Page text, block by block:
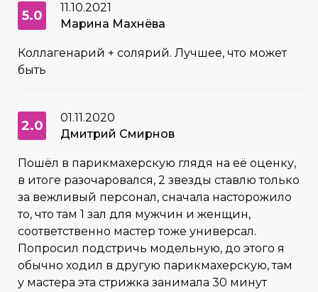
5.0
11.10.2021
Марина Махнёва
Коллагенарий + солярий. Лучшее, что может
быть
2.0
01.11.2020
Дмитрий Смирнов
Пошёл в парикмахерскую глядя на её оценку,
в итоге разочаровался, 2 звезды ставлю только
за вежливый персонал, сначала насторожило
то, что там 1 зал для мужчин и женщин,
соответственно мастер тоже универсал.
Попросил подстричь модельную, до этого я
обычно ходил в другую парикмахерскую, там
у мастера эта стрижка занимала 30 минут